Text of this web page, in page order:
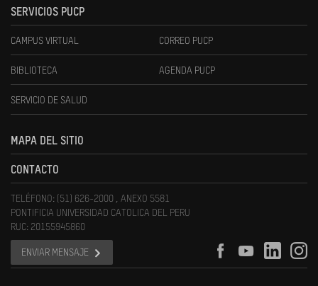
SERVICIOS PUCP
CAMPUS VIRTUAL CORREO PUCP
BIBLIOTECA AGENDA PUCP
SERVICIO DE SALUD
MAPA DEL SITIO
CONTACTO
TELÉFONO: (51) 626-2000 , ANEXO 5581
PONTIFICIA UNIVERSIDAD CATOLICA DEL PERU
RUC: 20155945860
ENVIAR MENSAJE